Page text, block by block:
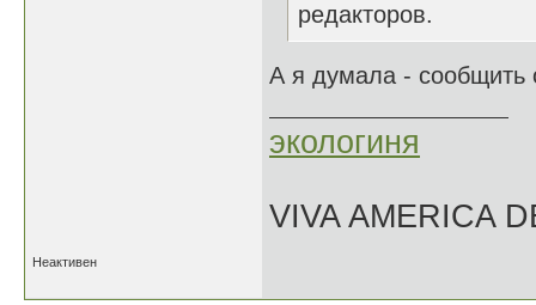
редакторов.
А я думала - сообщить
экологиня
VIVA AMERICA
Неактивен